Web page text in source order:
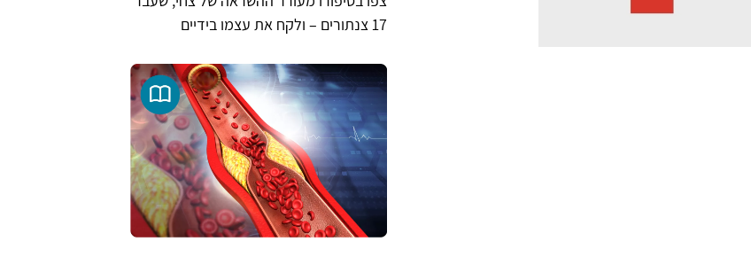
17 צנתורים – ולקח את עצמו בידיים